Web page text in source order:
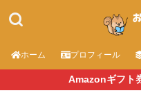
ホーム プロフィール
Amazonギフト